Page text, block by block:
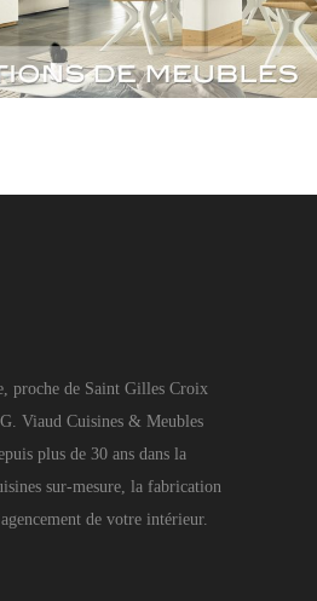
proche de Saint Gilles Croix
Viaud Cuisines & Meubles
plus de 30 ans dans la
sur-mesure, la fabrication
de votre intérieur.